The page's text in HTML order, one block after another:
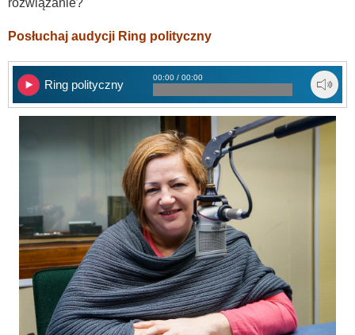
rozwiązanie?
Posłuchaj audycji Ring polityczny
Ring polityczny
00:00 / 00:00